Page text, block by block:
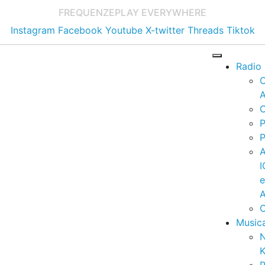
FREQUENZEPLAY EVERYWHERE
Instagram Facebook Youtube X-twitter Threads Tiktok
Radio
e